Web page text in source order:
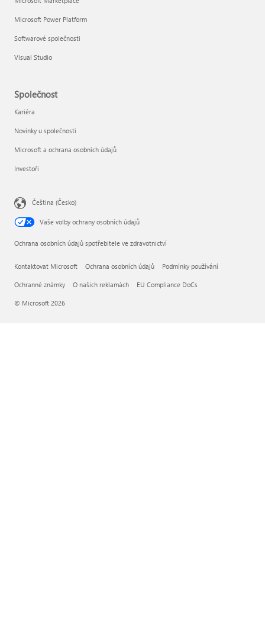
Microsoft Power Platform
Softwarové společnosti
Visual Studio
Společnost
Kariéra
Novinky u společnosti
Microsoft a ochrana osobních údajů
Investoři
Čeština (Česko)
Vaše volby ochrany osobních údajů
Ochrana osobních údajů spotřebitele ve zdravotnictví
Kontaktovat Microsoft Ochrana osobních údajů Podmínky používání
Ochranné známky O našich reklamách EU Compliance DoCs
© Microsoft 2026